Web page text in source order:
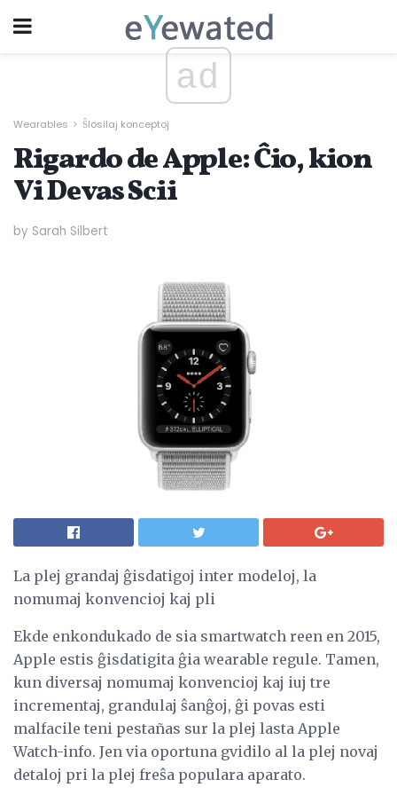
ad
Wearables Ŝlosilaj konceptoj
Rigardo de Apple: Ĉio, kion
Vi Devas Scii
by Sarah Silbert
La plej grandaj ĝisdatigoj inter modeloj, la
nomumaj konvencioj kaj pli
Ekde enkondukado de sia smartwatch reen en 2015,
Apple estis ĝisdatigita ĝia wearable regule. Tamen,
kun diversaj nomumaj konvencioj kaj iuj tre
incrementaj, grandulaj ŝanĝoj, ĝi povas esti
malfacile teni pestañas sur la plej lasta Apple
Watch-info. Jen via oportuna gvidilo al la plej novaj
detaloj pri la plej freŝa populara aparato.